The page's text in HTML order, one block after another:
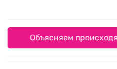
Объясняем